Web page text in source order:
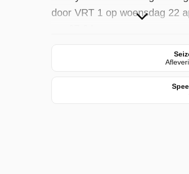
door VRT 1 op woensdag 22